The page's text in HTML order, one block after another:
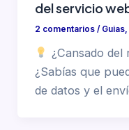
del servicio
2 comentarios / Guias,
¿Cansado del
¿Sabías que
de datos y el